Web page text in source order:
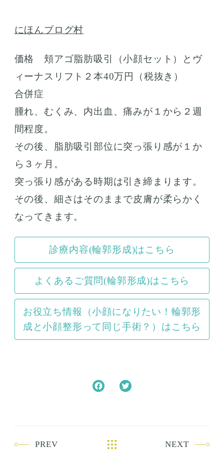
にほんブログ村
価格 頬アゴ脂肪吸引（小顔セット）とヴ
ィーナスリフト２本40万円（税抜き）
合併症
腫れ、むくみ、内出血、痛みが１から２週
間程度。
その後、脂肪吸引部位に突っ張り感が１か
ら３ヶ月。
突っ張り感がある時期は引き締まります。
その後、細さはそのままで皮膚が柔らかく
なってきます。
診療内容(輪郭形成)はこちら
よくあるご質問(輪郭形成)はこちら
お役立ち情報（小顔になりたい！輪郭形
成と小顔整形って同じ手術？）はこちら
o
PREV NEXT